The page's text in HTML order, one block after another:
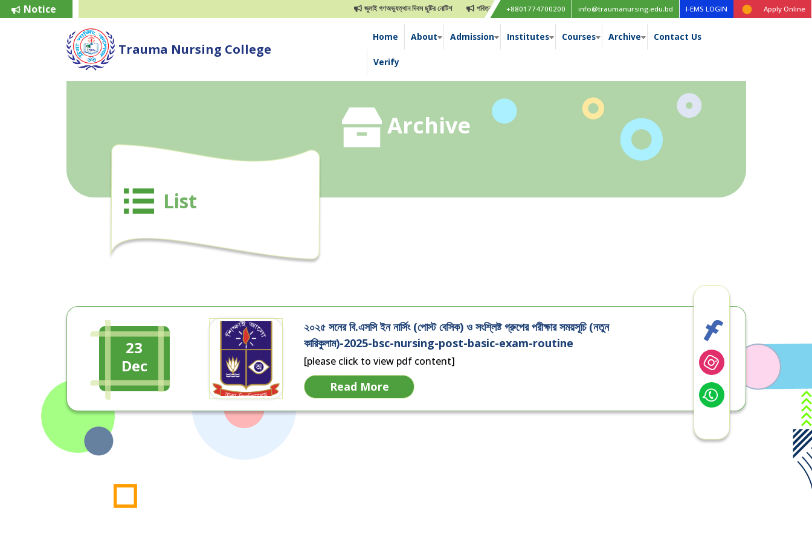
Notice জুলাই গণঅভ্যুত্থান দিবস ছুটির নোটিশ পবিত্র ঈদুল আযহা ছুটির নোটিশ Time table for the 1st year (New Curriculum), 1st, 2nd, 3rd & 4th
+8801774700200 info@traumanursing.edu.bd I-EMS LOGIN Apply Online
Trauma Nursing College
Home About Admission Institutes Courses Archive Contact Us
Verify
Archive
List
23
Dec
২০২৫ সনের বি.এসসি ইন নার্সিং (পোস্ট বেসিক) ও সংশ্লিষ্ট গ্রুপের পরীক্ষার সময়সূচি (নতুন
কারিকুলাম)-2025-bsc-nursing-post-basic-exam-routine
[please click to view pdf content]
Read More